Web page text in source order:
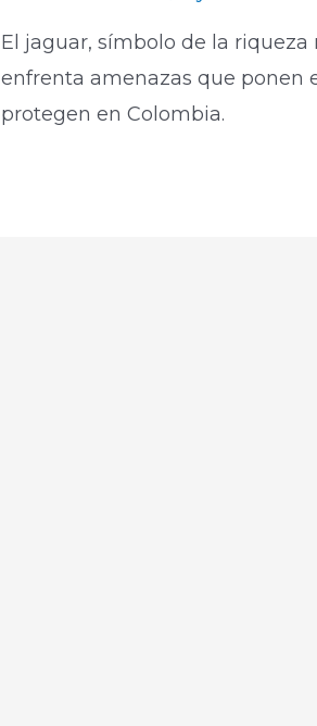
El jaguar, símbolo de la
enfrenta amenazas que ponen
protegen en Colombia.